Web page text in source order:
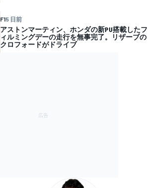
F15 日前
アストンマーティン、ホンダの新PU搭載したフ
ィルミングデーの走行を無事完了。リザーブの
クロフォードがドライブ